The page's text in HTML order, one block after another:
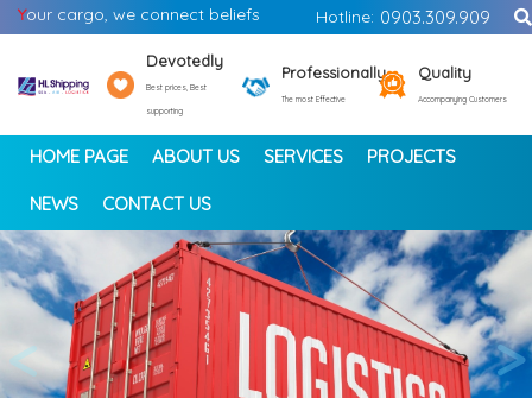
Your cargo, we connect beliefs Hotline: 0903.309.909
Devotedly
Best prices, Best
supporting
Professionally
The most Effective
Quality
Accompanying Customers
HOME PAGE ABOUT US SERVICES PROJECTS
NEWS CONTACT US
< >